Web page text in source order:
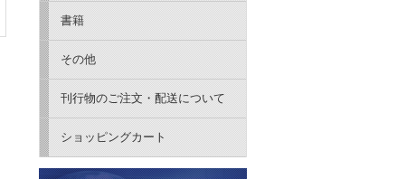
書籍
その他
刊行物のご注文・配送について
ショッピングカート